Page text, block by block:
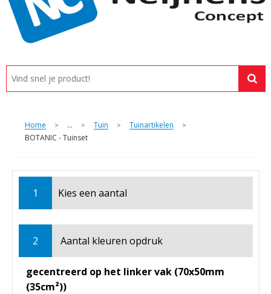
Alle categorieën
Custom made
Home > ... > Tuin > Tuinartikelen >
BOTANIC - Tuinset
1 Kies een aantal
2 Aantal kleuren opdruk
gecentreerd op het linker vak (70x50mm
(35cm²))